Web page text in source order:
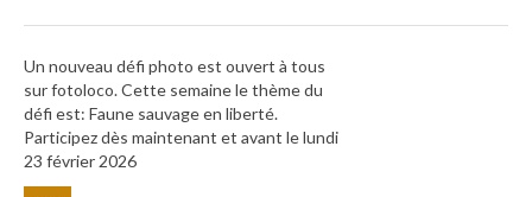
Un nouveau défi photo est ouvert à tous
sur fotoloco. Cette semaine le thème du
défi est: Faune sauvage en liberté.
Participez dès maintenant et avant le lundi
23 février 2026